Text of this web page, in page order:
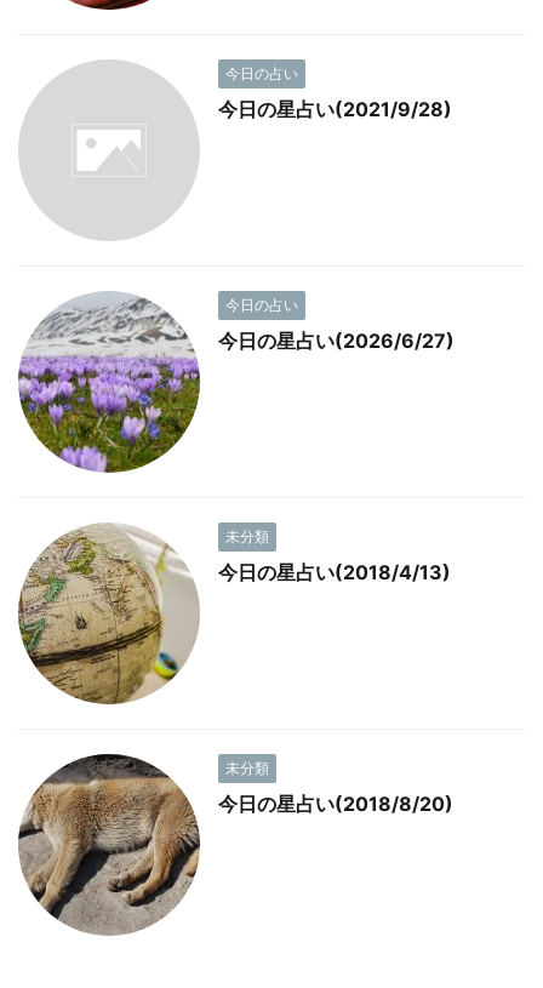
今日の占い
今日の星占い(2021/9/28)
今日の占い
今日の星占い(2026/6/27)
未分類
今日の星占い(2018/4/13)
未分類
今日の星占い(2018/8/20)